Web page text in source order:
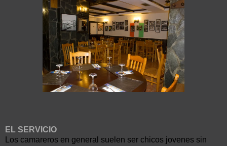
EL SERVICIO
Los camareros en general suelen ser chicos jovenes sin